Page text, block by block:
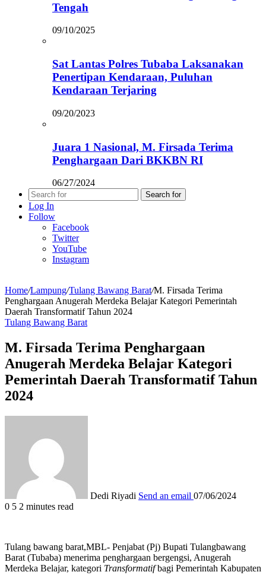
Tengah
09/10/2025
Sat Lantas Polres Tubaba Laksanakan
Penertipan Kendaraan, Puluhan
Kendaraan Terjaring
09/20/2023
Juara 1 Nasional, M. Firsada Terima
Penghargaan Dari BKKBN RI
06/27/2024
Search for
Log In
Follow
Facebook
Twitter
YouTube
Instagram
Home/Lampung/Tulang Bawang Barat/M. Firsada Terima
Penghargaan Anugerah Merdeka Belajar Kategori Pemerintah
Daerah Transformatif Tahun 2024
Tulang Bawang Barat
M. Firsada Terima Penghargaan
Anugerah Merdeka Belajar Kategori
Pemerintah Daerah Transformatif Tahun
2024
Dedi Riyadi Send an email 07/06/2024
0 5 2 minutes read
Tulang bawang barat,MBL- Penjabat (Pj) Bupati Tulangbawang
Barat (Tubaba) menerima penghargaan bergengsi, Anugerah
Merdeka Belajar, kategori Transformatifbagi Pemerintah Kabupaten